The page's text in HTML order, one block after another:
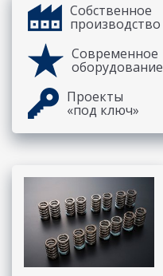
Собственное
производство
Современное
оборудование
Проекты
«под ключ»